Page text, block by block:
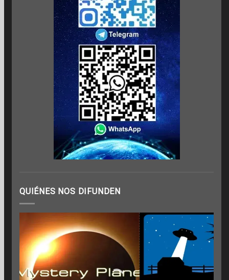
QUIÉNES NOS DIFUNDEN